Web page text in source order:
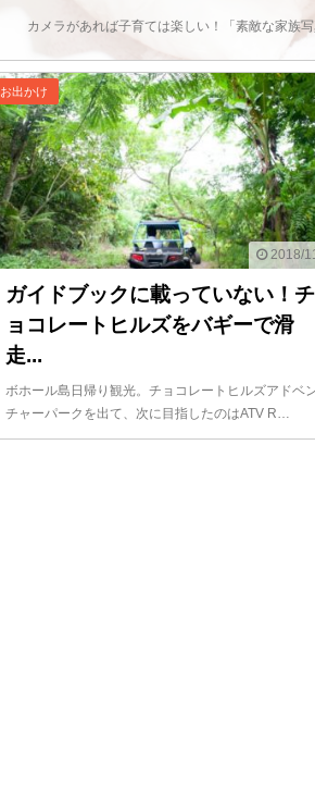
カメラがあれば子育ては楽しい！「素敵な家族
2018/
お出かけ
ガイドブックに載っていない！チ
ョコレートヒルズをバギーで滑
走...
ボホール島日帰り観光。チョコレートヒルズアドベ
チャーパークを出て、次に目指したのはATV R…